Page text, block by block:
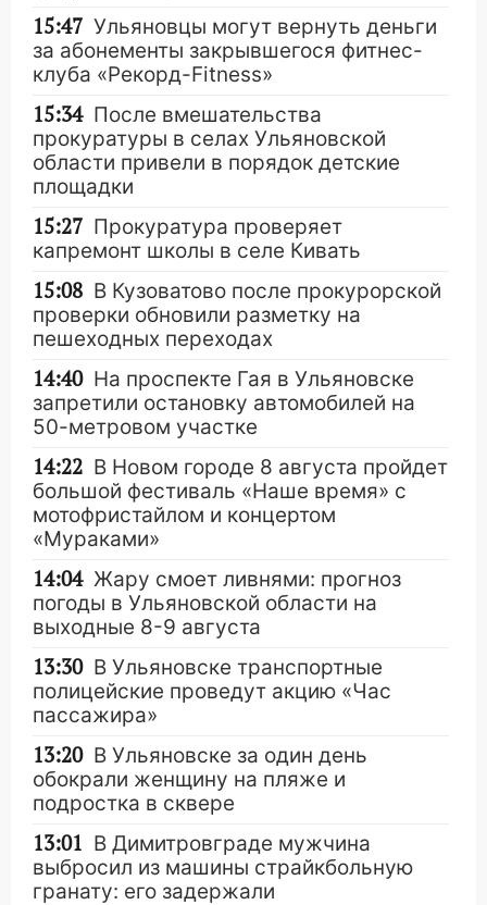
15:47 Ульяновцы могут вернуть деньги
за абонементы закрывшегося фитнес-
клуба «Рекорд-Fitness»
15:34 После вмешательства
прокуратуры в селах Ульяновской
области привели в порядок детские
площадки
15:27 Прокуратура проверяет
капремонт школы в селе Кивать
15:08 В Кузоватово после прокурорской
проверки обновили разметку на
пешеходных переходах
14:40 На проспекте Гая в Ульяновске
запретили остановку автомобилей на
50-метровом участке
14:22 В Новом городе 8 августа пройдет
большой фестиваль «Наше время» с
мотофристайлом и концертом
«Мураками»
14:04 Жару смоет ливнями: прогноз
погоды в Ульяновской области на
выходные 8-9 августа
13:30 В Ульяновске транспортные
полицейские проведут акцию «Час
пассажира»
13:20 В Ульяновске за один день
обокрали женщину на пляже и
подростка в сквере
13:01 В Димитровграде мужчина
выбросил из машины страйкбольную
гранату: его задержали